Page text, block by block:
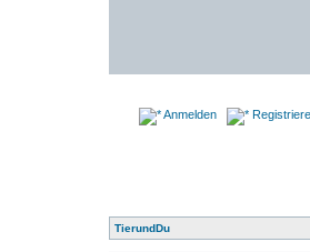
Anmelden
TierundDu